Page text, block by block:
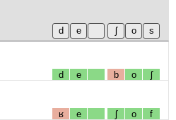
d e b o ʃ
ʁ e ʃ o f